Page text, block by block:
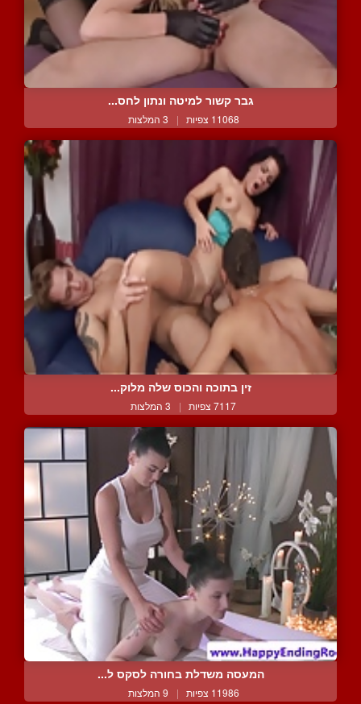
גבר קשור למיטה ונתון לחס...
11068 צפיות | 3 המלצות
זין בתוכה והכוס שלה מלוק...
7117 צפיות | 3 המלצות
המעסה משדלת בחורה לסקס ל...
11986 צפיות | 9 המלצות